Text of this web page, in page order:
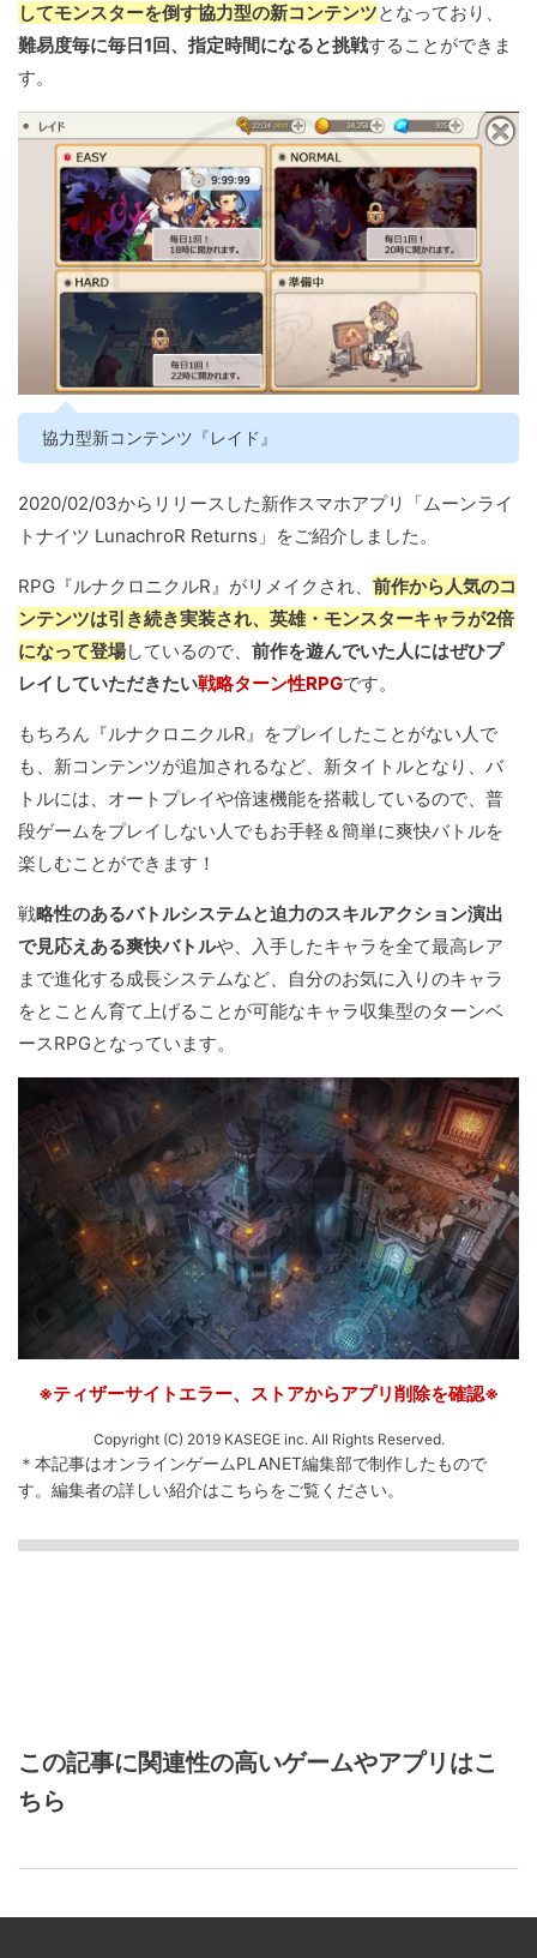
してモンスターを倒す協力型の新コンテンツとなっており、
難易度毎に毎日1回、指定時間になると挑戦することができま
す。
協力型新コンテンツ『レイド』
2020/02/03からリリースした新作スマホアプリ「ムーンライ
トナイツ LunachroR Returns」をご紹介しました。
RPG『ルナクロニクルR』がリメイクされ、 前作から人気のコ
ンテンツは引き続き実装され、英雄・モンスターキャラが2倍
になって登場しているので、 前作を遊んでいた人にはぜひプ
レイしていただきたい戦略ターン性RPGです。
もちろん『ルナクロニクルR』をプレイしたことがない人で
も、新コンテンツが追加されるなど、新タイトルとなり、バ
トルには、オートプレイや倍速機能を搭載しているので、普
段ゲームをプレイしない人でもお手軽＆簡単に爽快バトルを
楽しむことができます！
戦略性のあるバトルシステムと迫力のスキルアクション演出
で見応えある爽快バトルや、入手したキャラを全て最高レア
まで進化する成長システムなど、自分のお気に入りのキャラ
をとことん育て上げることが可能なキャラ収集型のターンベ
ースRPGとなっています。
※ティザーサイトエラー、ストアからアプリ削除を確認※
Copyright (C) 2019 KASEGE inc. All Rights Reserved.
＊本記事はオンラインゲームPLANET編集部で制作したもので
す。 編集者の詳しい紹介はこちらをご覧ください。
この記事に関連性の高いゲームやアプリはこ
ちら